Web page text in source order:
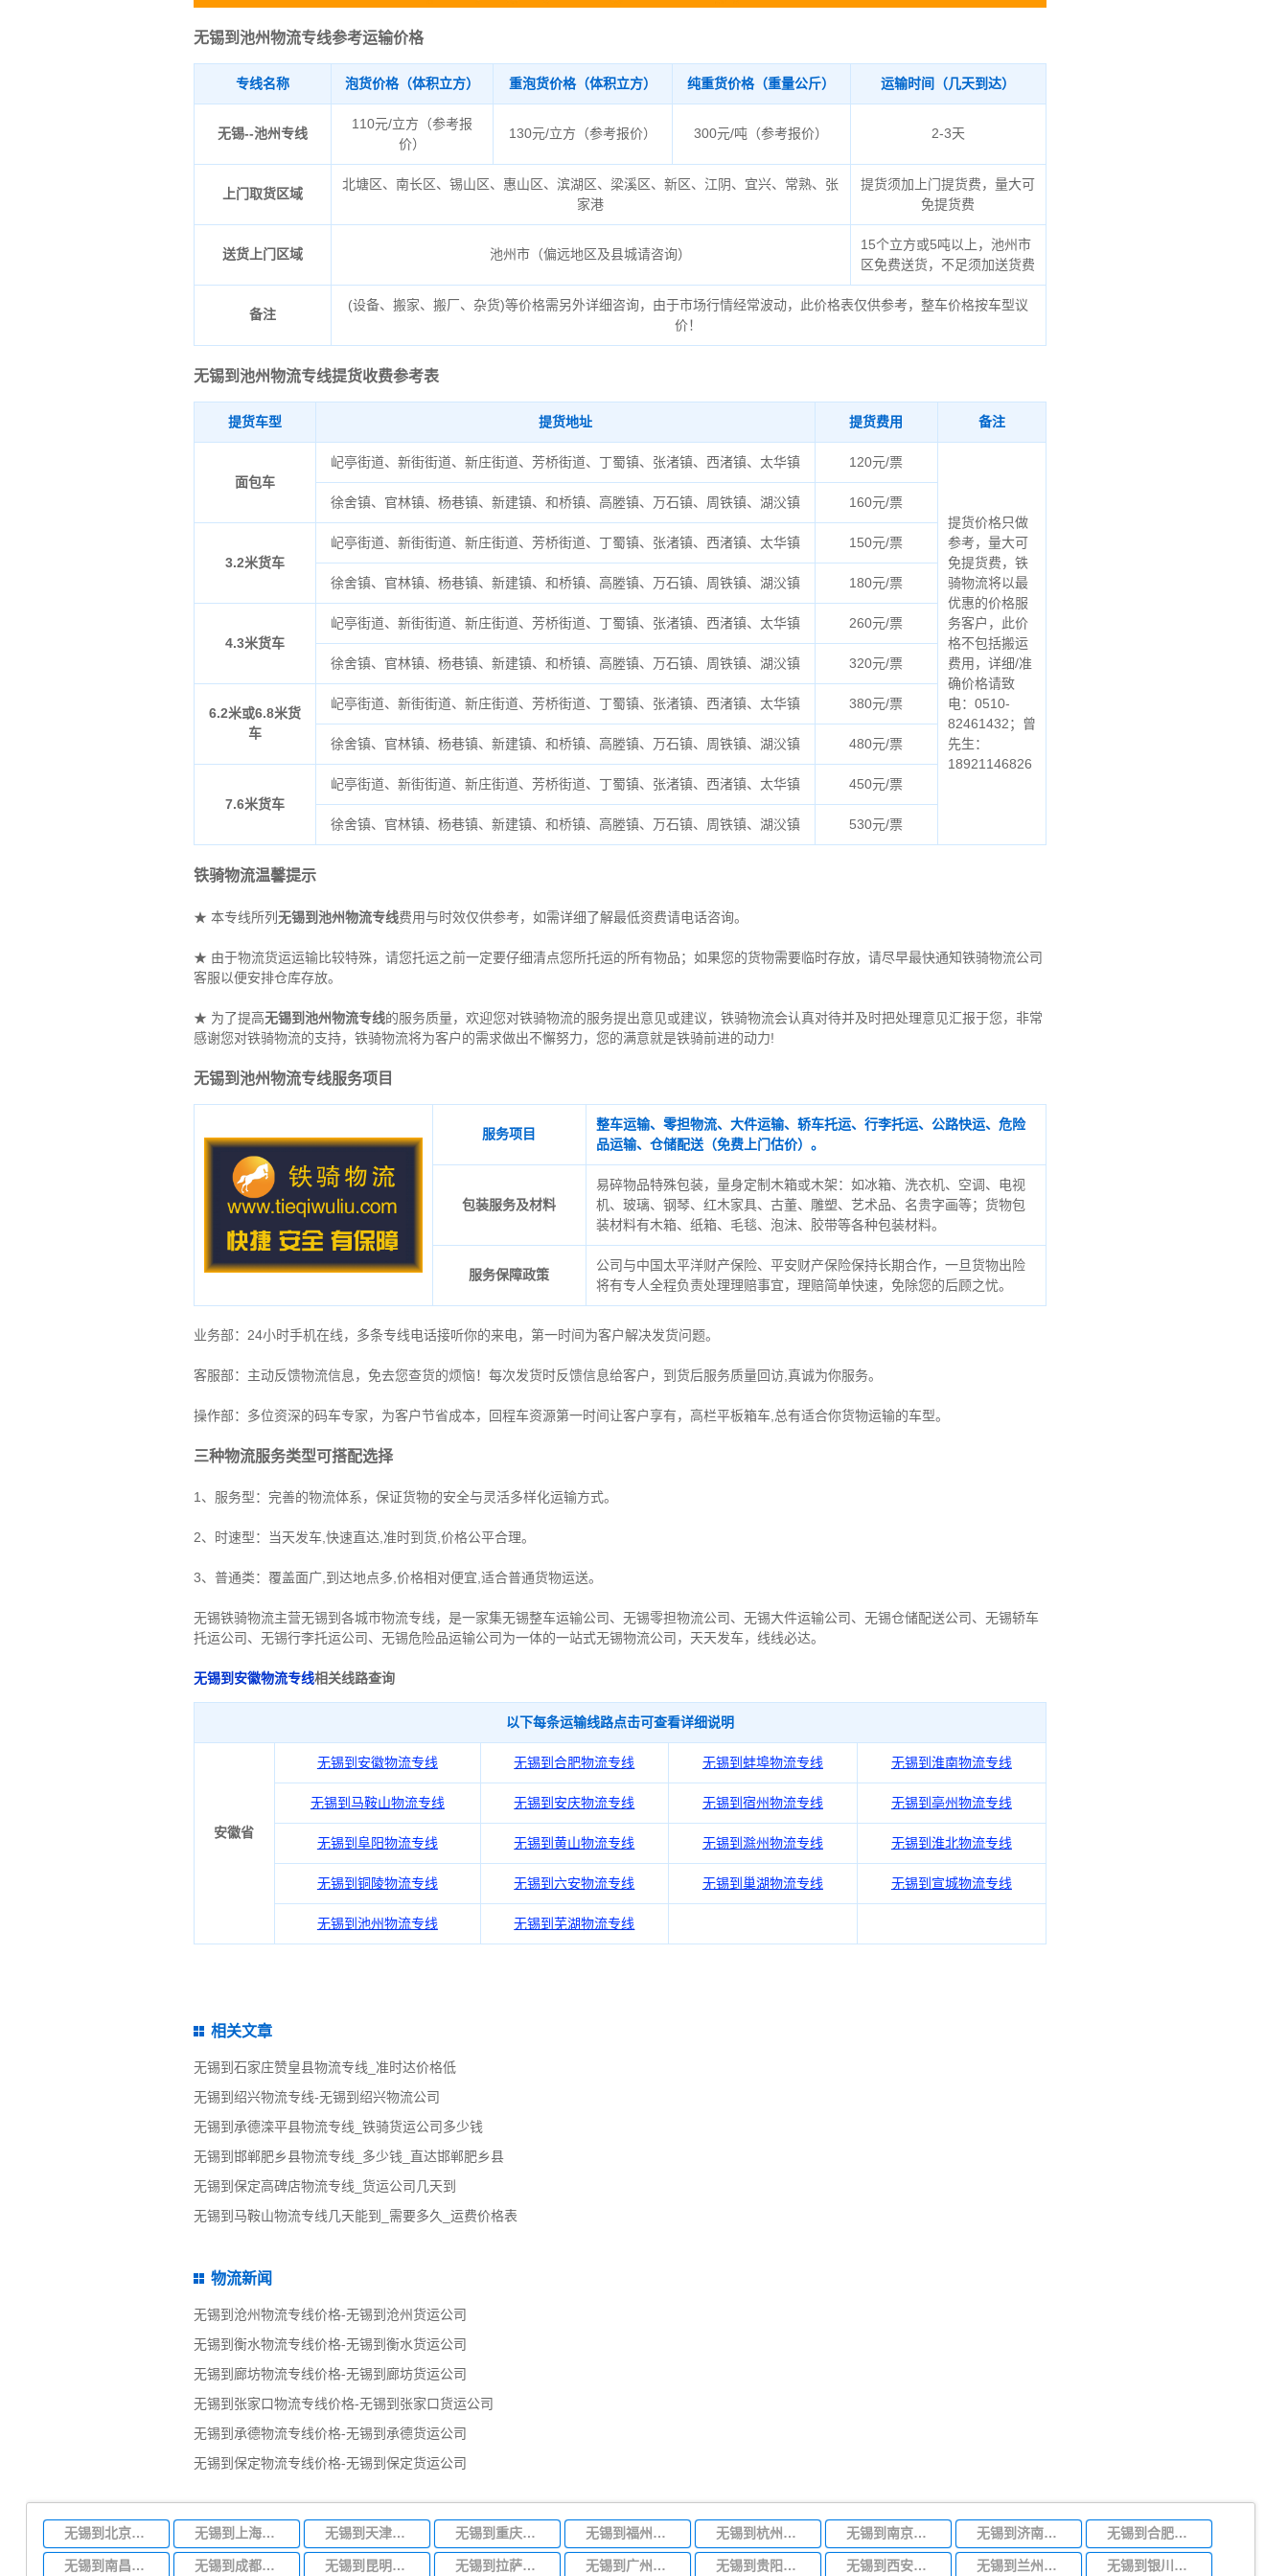
无锡到池州物流专线参考运输价格
专线名称 泡货价格（体积立方） 重泡货价格（体积立方） 纯重货价格（重量公斤） 运输时间（几天到达）
无锡--池州专线
110元/立方（参考报
价）
130元/立方（参考报价） 300元/吨（参考报价） 2-3天
上门取货区域
北塘区、南长区、锡山区、惠山区、滨湖区、梁溪区、新区、江阴、宜兴、常熟、张
家港
提货须加上门提货费，量大可
免提货费
送货上门区域 池州市（偏远地区及县城请咨询）
15个立方或5吨以上，池州市
区免费送货，不足须加送货费
备注
(设备、搬家、搬厂、杂货)等价格需另外详细咨询，由于市场行情经常波动，此价格表仅供参考，整车价格按车型议
价！
无锡到池州物流专线提货收费参考表
提货车型 提货地址 提货费用 备注
面包车
屺亭街道、新街街道、新庄街道、芳桥街道、丁蜀镇、张渚镇、西渚镇、太华镇 120元/票
提货价格只做
参考，量大可
免提货费，铁
骑物流将以最
优惠的价格服
务客户，此价
格不包括搬运
费用，详细/准
确价格请致
电：0510-
82461432；曾
先生：
18921146826
徐舍镇、官林镇、杨巷镇、新建镇、和桥镇、高塍镇、万石镇、周铁镇、湖㳇镇 160元/票
3.2米货车
屺亭街道、新街街道、新庄街道、芳桥街道、丁蜀镇、张渚镇、西渚镇、太华镇 150元/票
徐舍镇、官林镇、杨巷镇、新建镇、和桥镇、高塍镇、万石镇、周铁镇、湖㳇镇 180元/票
4.3米货车
屺亭街道、新街街道、新庄街道、芳桥街道、丁蜀镇、张渚镇、西渚镇、太华镇 260元/票
徐舍镇、官林镇、杨巷镇、新建镇、和桥镇、高塍镇、万石镇、周铁镇、湖㳇镇 320元/票
6.2米或6.8米货
车
屺亭街道、新街街道、新庄街道、芳桥街道、丁蜀镇、张渚镇、西渚镇、太华镇 380元/票
徐舍镇、官林镇、杨巷镇、新建镇、和桥镇、高塍镇、万石镇、周铁镇、湖㳇镇 480元/票
7.6米货车
屺亭街道、新街街道、新庄街道、芳桥街道、丁蜀镇、张渚镇、西渚镇、太华镇 450元/票
徐舍镇、官林镇、杨巷镇、新建镇、和桥镇、高塍镇、万石镇、周铁镇、湖㳇镇 530元/票
铁骑物流温馨提示
★ 本专线所列 无锡到池州物流专线费用与时效仅供参考，如需详细了解最低资费请电话咨询。
★ 由于物流货运运输比较特殊，请您托运之前一定要仔细清点您所托运的所有物品；如果您的货物需要临时存放，请尽早最快通知铁骑物流公司
客服以便安排仓库存放。
★ 为了提高无锡到池州物流专线的服务质量，欢迎您对铁骑物流的服务提出意见或建议，铁骑物流会认真对待并及时把处理意见汇报于您，非常
感谢您对铁骑物流的支持，铁骑物流将为客户的需求做出不懈努力，您的满意就是铁骑前进的动力!
无锡到池州物流专线服务项目
服务项目
整车运输、零担物流、大件运输、轿车托运、行李托运、公路快运、危险
品运输、仓储配送（免费上门估价）。
包装服务及材料
易碎物品特殊包装，量身定制木箱或木架：如冰箱、洗衣机、空调、电视
机、玻璃、钢琴、红木家具、古董、雕塑、艺术品、名贵字画等；货物包
装材料有木箱、纸箱、毛毯、泡沫、胶带等各种包装材料。
服务保障政策
公司与中国太平洋财产保险、平安财产保险保持长期合作，一旦货物出险
将有专人全程负责处理理赔事宜，理赔简单快速，免除您的后顾之忧。
业务部：24小时手机在线，多条专线电话接听你的来电，第一时间为客户解决发货问题。
客服部：主动反馈物流信息，免去您查货的烦恼！每次发货时反馈信息给客户，到货后服务质量回访,真诚为你服务。
操作部：多位资深的码车专家，为客户节省成本，回程车资源第一时间让客户享有，高栏平板箱车,总有适合你货物运输的车型。
三种物流服务类型可搭配选择
1、服务型：完善的物流体系，保证货物的安全与灵活多样化运输方式。
2、时速型：当天发车,快速直达,准时到货,价格公平合理。
3、普通类：覆盖面广,到达地点多,价格相对便宜,适合普通货物运送。
无锡铁骑物流主营无锡到各城市物流专线，是一家集无锡整车运输公司、 无锡零担物流公司、 无锡大件运输公司、 无锡仓储配送公司、 无锡轿车
托运公司、 无锡行李托运公司、 无锡危险品运输公司为一体的一站式无锡物流公司 ，天天发车，线线必达。
无锡到安徽物流专线相关线路查询
以下每条运输线路点击可查看详细说明
安徽省
无锡到安徽物流专线 无锡到合肥物流专线 无锡到蚌埠物流专线 无锡到淮南物流专线
无锡到马鞍山物流专线 无锡到安庆物流专线 无锡到宿州物流专线 无锡到亳州物流专线
无锡到阜阳物流专线 无锡到黄山物流专线 无锡到滁州物流专线 无锡到淮北物流专线
无锡到铜陵物流专线 无锡到六安物流专线 无锡到巢湖物流专线 无锡到宣城物流专线
无锡到池州物流专线 无锡到芜湖物流专线
相关文章
无锡到石家庄赞皇县物流专线_准时达价格低
无锡到绍兴物流专线-无锡到绍兴物流公司
无锡到承德滦平县物流专线_铁骑货运公司多少钱
无锡到邯郸肥乡县物流专线_多少钱_直达邯郸肥乡县
无锡到保定高碑店物流专线_货运公司几天到
无锡到马鞍山物流专线几天能到_需要多久_运费价格表
物流新闻
无锡到沧州物流专线价格-无锡到沧州货运公司
无锡到衡水物流专线价格-无锡到衡水货运公司
无锡到廊坊物流专线价格-无锡到廊坊货运公司
无锡到张家口物流专线价格-无锡到张家口货运公司
无锡到承德物流专线价格-无锡到承德货运公司
无锡到保定物流专线价格-无锡到保定货运公司
无锡到北京物流专线 无锡到上海物流专线 无锡到天津物流专线 无锡到重庆物流专线 无锡到福州物流专线 无锡到杭州物流专线 无锡到南京物流专线 无锡到济南物流专线 无锡到合肥物流专线
无锡到南昌物流专线 无锡到成都物流专线 无锡到昆明物流专线 无锡到拉萨物流专线 无锡到广州物流专线 无锡到贵阳物流专线 无锡到西安物流专线 无锡到兰州物流专线 无锡到银川物流专线